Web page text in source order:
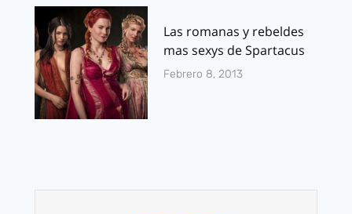
Las romanas y rebeldes
mas sexys de Spartacus
Febrero 8, 2013